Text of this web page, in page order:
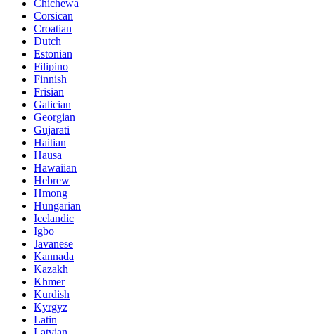
Chichewa
Corsican
Croatian
Dutch
Estonian
Filipino
Finnish
Frisian
Galician
Georgian
Gujarati
Haitian
Hausa
Hawaiian
Hebrew
Hmong
Hungarian
Icelandic
Igbo
Javanese
Kannada
Kazakh
Khmer
Kurdish
Kyrgyz
Latin